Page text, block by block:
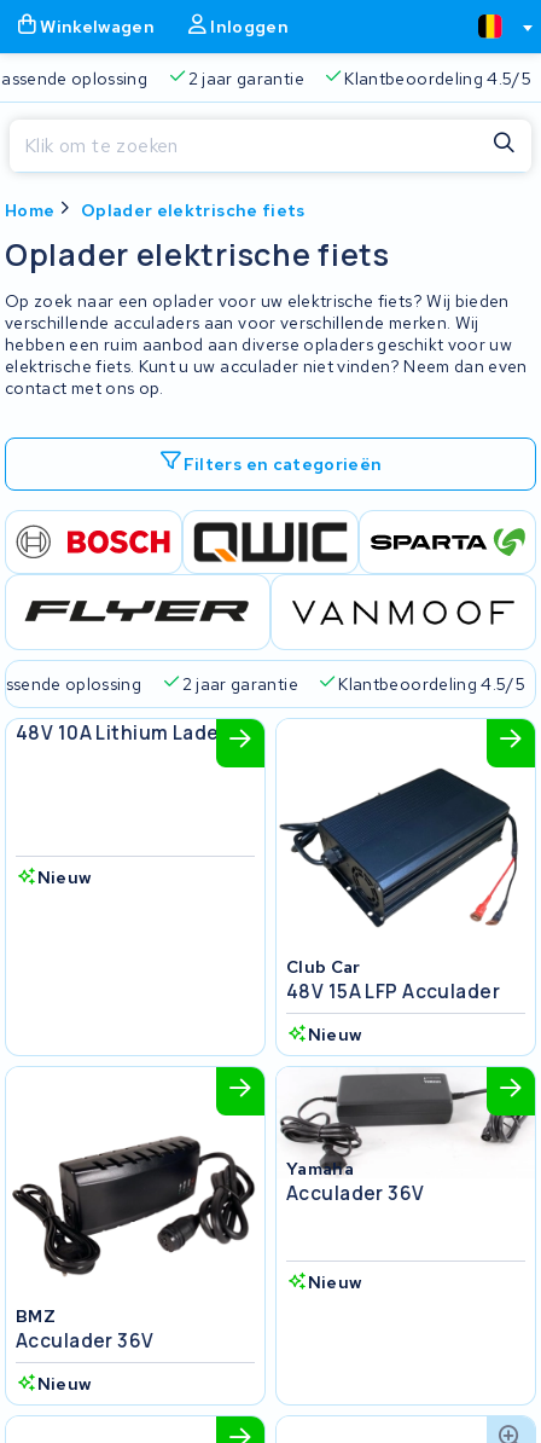
Winkelwagen Inloggen
oplossing 2 jaar garantie Klantbeoordeling 4.5/5
Home Oplader elektrische fiets
Oplader elektrische fiets
Op zoek naar een oplader voor uw elektrische fiets? Wij bieden
verschillende acculaders aan voor verschillende merken. Wij
hebben een ruim aanbod aan diverse opladers geschikt voor uw
elektrische fiets. Kunt u uw acculader niet vinden? Neem dan even
contact met ons op.
Filters en categorieën
oplossing 2 jaar garantie
Klantbeoordeling 4.5/5
Club Car
48V 10A Lithium Lader
Nieuw
Club Car
48V 15A LFP Acculader
Nieuw
BMZ
Acculader 36V
Nieuw
Yamaha
Acculader 36V
Nieuw
Winkelwagen
Je winkelwagen is leeg.
Gratis verzending Altijd een passende oplossing 2
Sluiten
Begin te typen in de zoekbalk om te zoeken